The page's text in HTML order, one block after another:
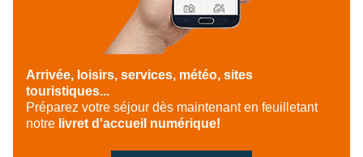
Arrivée, loisirs, services, météo, sites
touristiques...
Préparez votre séjour dès maintenant en feuilletant
notre livret d'accueil numérique!